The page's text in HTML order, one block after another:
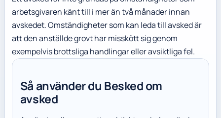
arbetsgivaren känt till i mer än två månader innan
avskedet. Omständigheter som kan leda till avsked är
att den anställde grovt har misskött sig genom
exempelvis brottsliga handlingar eller avsiktliga fel.
Så använder du Besked om
avsked